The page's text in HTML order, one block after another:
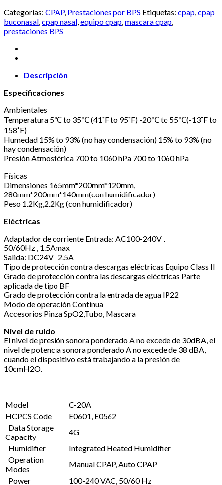
Categorías: CPAP, Prestaciones por BPS Etiquetas: cpap,cpap
buconasal,cpap nasal,equipo cpap,mascara cpap,
prestaciones BPS
Descripción
Especificaciones
Ambientales
Temperatura 5℃ to 35℃ (41˚F to 95˚F) -20℃ to 55℃(-13˚F to
158˚F)
Humedad 15% to 93% (no hay condensación) 15% to 93% (no
hay condensación)
Presión Atmosférica 700 to 1060 hPa 700 to 1060 hPa
Físicas
Dimensiones 165mm*200mm*120mm,
280mm*200mm*140mm(con humidificador)
Peso 1.2Kg,2.2Kg (con humidificador)
Eléctricas
Adaptador de corriente Entrada: AC100-240V ,
50/60Hz , 1.5Amax
Salida: DC24V , 2.5A
Tipo de protección contra descargas eléctricas Equipo Class II
Grado de protección contra las descargas eléctricas Parte
aplicada de tipo BF
Grado de protección contra la entrada de agua IP22
Modo de operación Continua
Accesorios Pinza SpO2,Tubo, Mascara
Nivel de ruido
El nivel de presión sonora ponderado A no excede de 30dBA, el
nivel de potencia sonora ponderado A no excede de 38 dBA,
cuando el dispositivo está trabajando a la presión de
10cmH2O.
Model
C-20A
HCPCS Code
E0601, E0562
Data Storage
Capacity
4G
Humidifier
Integrated Heated Humidifier
Operation
Modes
Manual CPAP, Auto CPAP
Power
100-240 VAC, 50/60 Hz